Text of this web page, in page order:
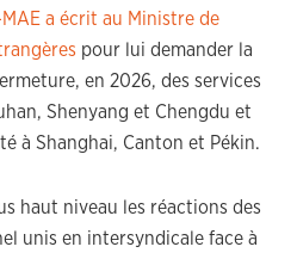
MAE a écrit au Ministre de
pour lui demander la
en 2026, des services
Shenyang et Chengdu et
à Shanghai, Canton et Pékin.
haut niveau les réactions des
unis en intersyndicale face à